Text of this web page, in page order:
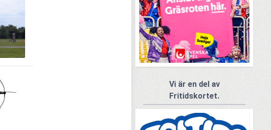
Vi är en del av
Fritidskortet.